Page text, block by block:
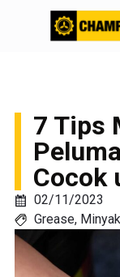
7 Tips
Cocok
02/11/2023
Grease,